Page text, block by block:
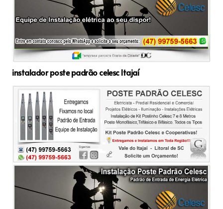
instalador poste padrão celesc Itajaí